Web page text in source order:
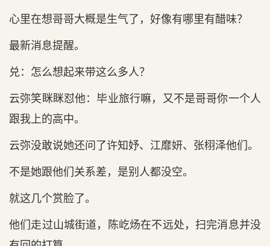
心里在想哥哥大概是生气了，好像有哪里有醋味？
最新消息提醒。
兑：怎么想起来带这么多人？
云弥笑眯眯怼他：毕业旅行嘛，又不是哥哥你一个人
跟我上的高中。
云弥没敢说她还问了许知妤、江靡妍、张栩泽他们。
不是她跟他们关系差，是别人都没空。
就这几个赏脸了。
他们走过山城街道，陈屹炀在不远处，扫完消息并没